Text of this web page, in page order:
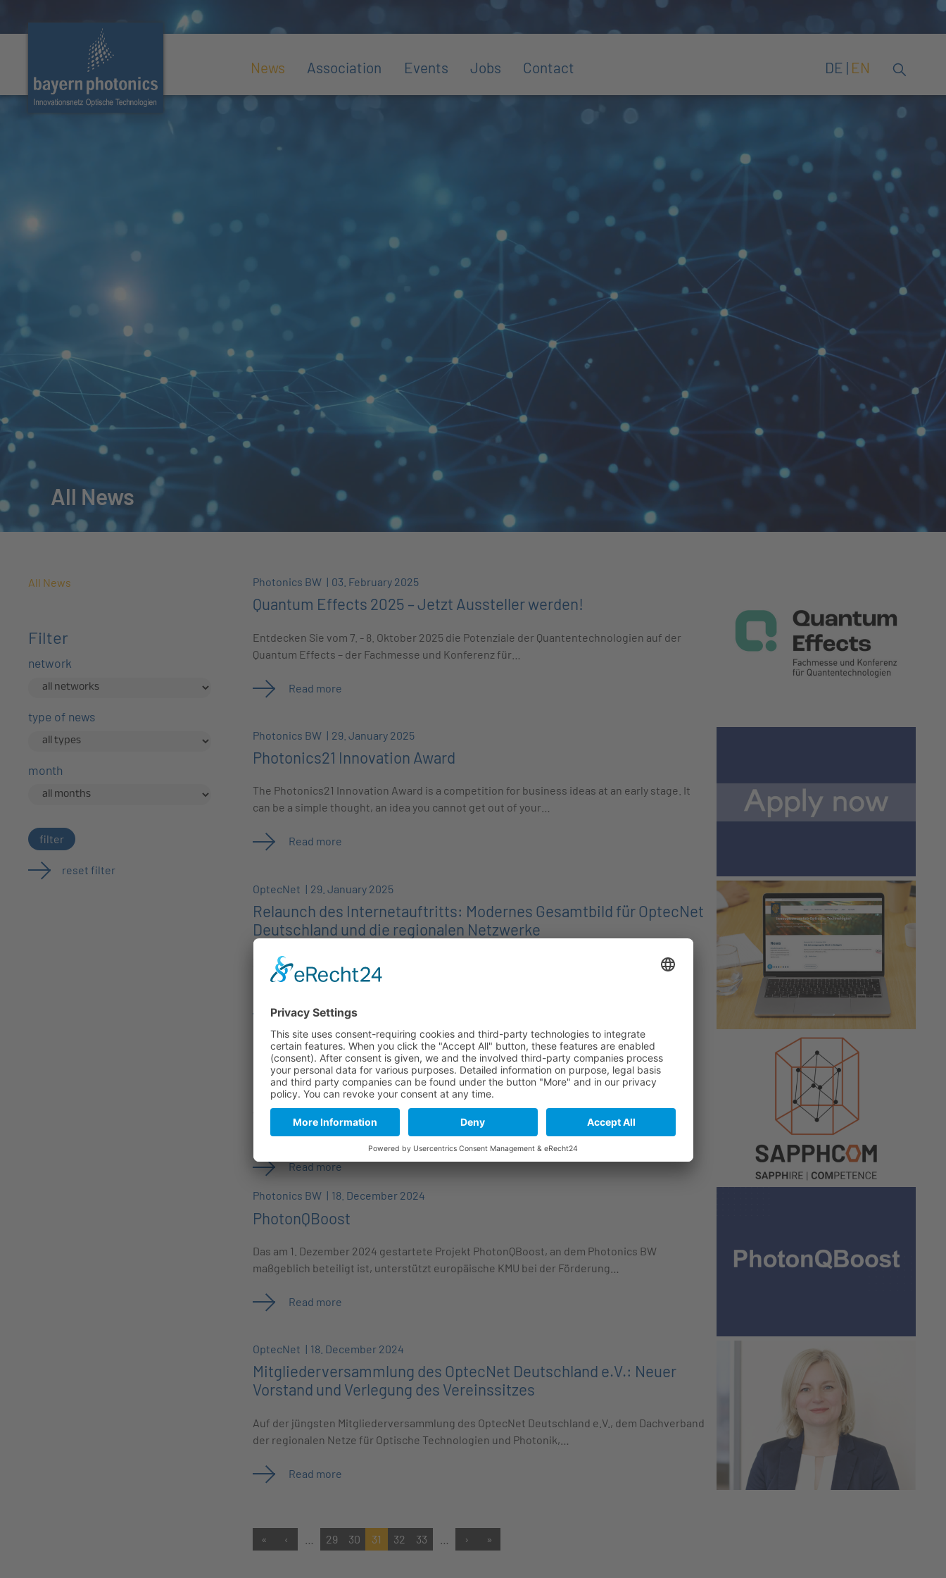
News Association Events Jobs Contact DE EN
All News
All News
Filter
network
type of news
month
filter
reset filter
Photonics BW 03. February 2025
Quantum Effects 2025 – Jetzt Aussteller werden!
Entdecken Sie vom 7. - 8. Oktober 2025 die Potenziale der Quantentechnologien auf der
Quantum Effects – der Fachmesse und Konferenz für…
Read more
Photonics BW 29. January 2025
Photonics21 Innovation Award
The Photonics21 Innovation Award is a competition for business ideas at an early stage. It
can be a simple thought, an idea you cannot get out of your…
Read more
OptecNet 29. January 2025
Relaunch des Internetauftritts: Modernes Gesamtbild für OptecNet
Deutschland und die regionalen Netzwerke
Zum Start des neuen Jahres präsentieren sich die regionalen Netzwerke und der
Dachverband mit neuer Internetpräsenz.
Read more
bayern photonics 27. January 2025
Löslein Solutions GmbH | SAPPHCOM - neues Mitglied bei bayern
photonics
Wir freuen uns die Löslein Solutions GmbH | SAPPHCOM als neues Mitglied bei bayern
photonics begrüßen zu dürfen.
Read more
Photonics BW 18. December 2024
PhotonQBoost
Das am 1. Dezember 2024 gestartete Projekt PhotonQBoost, an dem Photonics BW
maßgeblich beteiligt ist, unterstützt europäische KMU bei der Förderung…
Read more
OptecNet 18. December 2024
Mitgliederversammlung des OptecNet Deutschland e.V.: Neuer
Vorstand und Verlegung des Vereinssitzes
Auf der jüngsten Mitgliederversammlung des OptecNet Deutschland e.V., dem Dachverband
der regionalen Netze für Optische Technologien und Photonik,…
Read more
« ‹ 29 30 31 32 33 › »